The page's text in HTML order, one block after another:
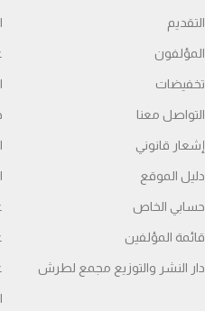
التقديم
المؤلفون
تخفيضات
التواصل معنا
إشعار قانوني
دليل الموقع
حسابي الخاص
قائمة المؤلفين
دار النشر والتوزيع مجمع لطرش